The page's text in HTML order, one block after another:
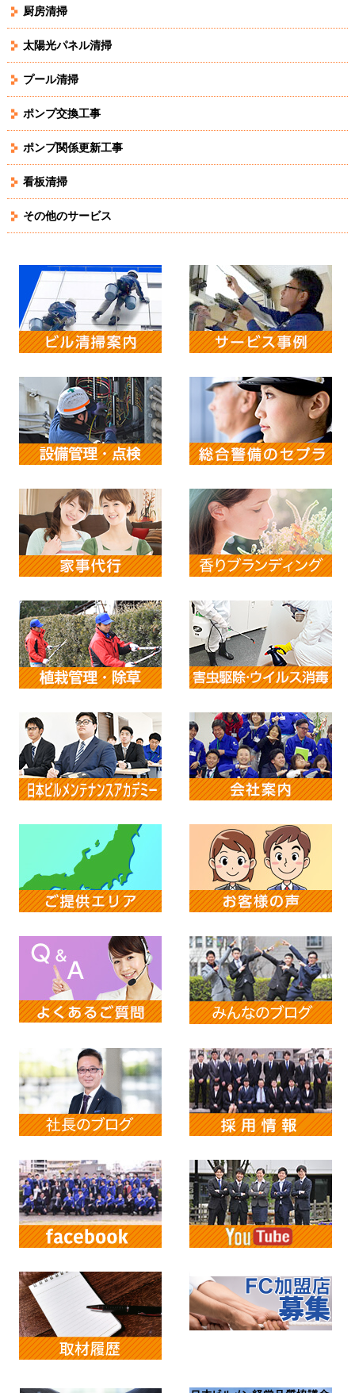
厨房清掃
太陽光パネル清掃
プール清掃
ポンプ交換工事
ポンプ関係更新工事
看板清掃
その他のサービス